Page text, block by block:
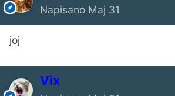
Napisano Maj 31
joj
Vix